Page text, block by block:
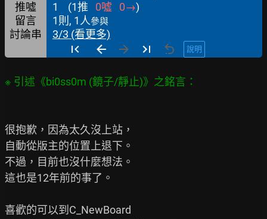
推噓 1 (1推 0噓 0→)
留言
1則, 1人參與
討論串 3/3 (看更多)
說明
很抱歉，因為太久沒上站，
自動從版主的位置上退下。
不過，目前也沒什麼想法。
這也是12年前的事了。
喜歡的可以到C_NewBoard